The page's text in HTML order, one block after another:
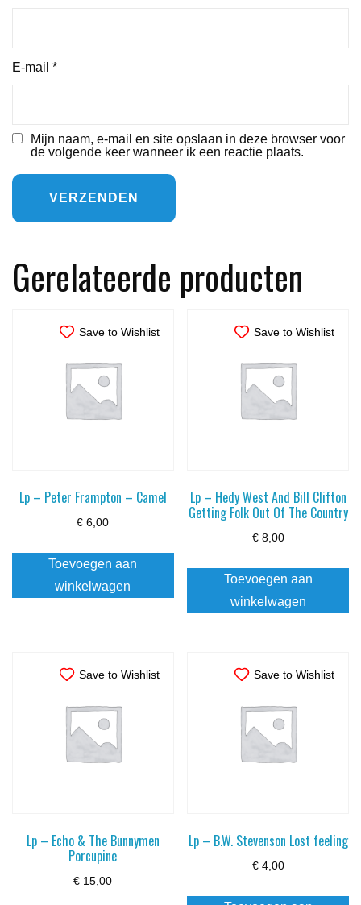
E-mail *
Mijn naam, e-mail en site opslaan in deze browser voor
de volgende keer wanneer ik een reactie plaats.
Gerelateerde producten
Save to Wishlist
Lp – Peter Frampton – Camel
€ 6,00
Toevoegen aan
winkelwagen
Save to Wishlist
Lp – Hedy West And Bill Clifton
Getting Folk Out Of The Country
€8,00
Toevoegen aan
winkelwagen
Save to Wishlist
Lp – Echo & The Bunnymen
Porcupine
€ 15,00
Save to Wishlist
Lp – B.W. Stevenson Lost feeling
€4,00